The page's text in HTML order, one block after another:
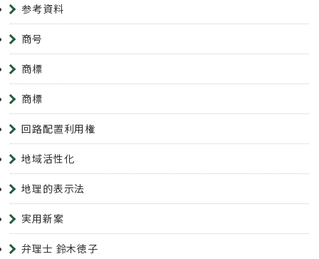
参考資料
商号
商標
商標
回路配置利用権
地域活性化
地理的表示法
実用新案
弁理士 鈴木徳子